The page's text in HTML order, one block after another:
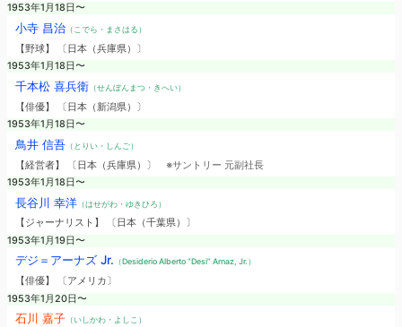
1953年1月18日〜
小寺 昌治（こでら・まさはる）
【野球】 〔日本（兵庫県）〕
1953年1月18日〜
千本松 喜兵衛（せんぼんまつ・きへい）
【俳優】 〔日本（新潟県）〕
1953年1月18日〜
鳥井 信吾（とりい・しんご）
【経営者】 〔日本（兵庫県）〕 ※サントリー 元副社長
1953年1月18日〜
長谷川 幸洋（はせがわ・ゆきひろ）
【ジャーナリスト】 〔日本（千葉県）〕
1953年1月19日〜
デジ＝アーナズ Jr. （Desiderio Alberto “Desi” Arnaz, Jr.）
【俳優】 〔アメリカ〕
1953年1月20日〜
石川 嘉子（いしかわ・よしこ）